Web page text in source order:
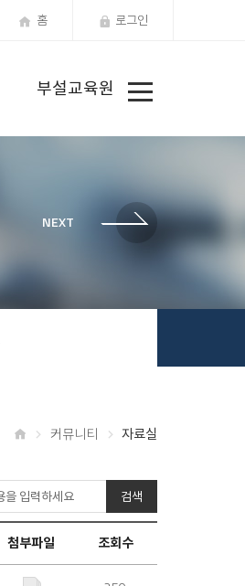
뉴
홈 로그인
부설교육원
커뮤니티 자료실
검색
첨부파일 조회수